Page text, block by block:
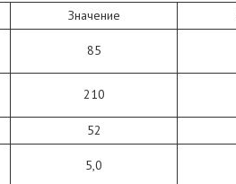
Значение
85
210
52
5,0